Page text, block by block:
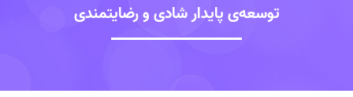
توسعه‌ی پایدار شادی و رضایتمندی